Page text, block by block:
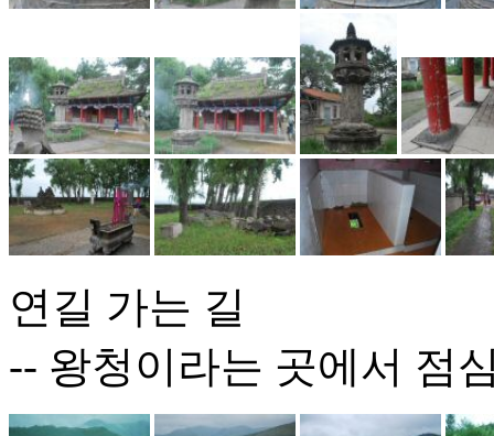
연길 가는 길
-- 왕청이라는 곳에서 점